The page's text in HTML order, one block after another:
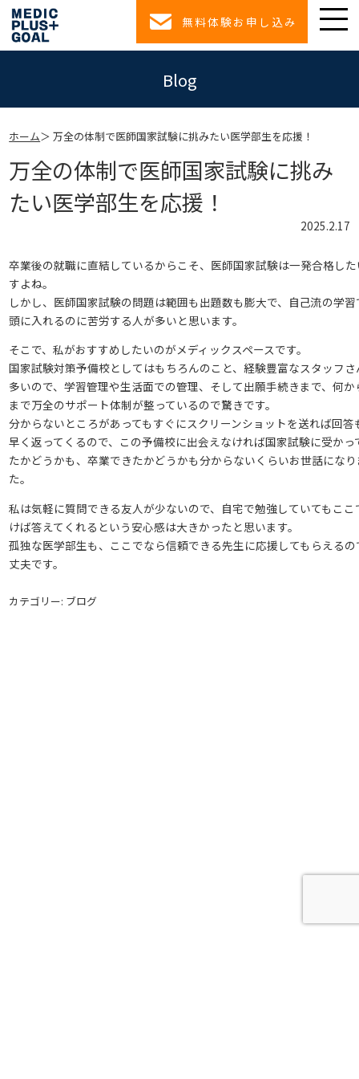
無料体験お申し込み
Blog
ホーム 万全の体制で医師国家試験に挑みたい医学部生を応援！
万全の体制で医師国家試験に挑み
たい医学部生を応援！
2025.2.17
卒業後の就職に直結しているからこそ、医師国家試験は一発合格し
すよね。
しかし、医師国家試験の問題は範囲も出題数も膨大で、自己流の学
頭に入れるのに苦労する人が多いと思います。
そこで、私がおすすめしたいのがメディックスペースです。
国家試験対策予備校としてはもちろんのこと、経験豊富なスタッフさ
多いので、学習管理や生活面での管理、そして出願手続きまで、何か
まで万全のサポート体制が整っているので驚きです。
分からないところがあってもすぐにスクリーンショットを送れば回答
早く返ってくるので、この予備校に出会えなければ国家試験に受かっ
たかどうかも、卒業できたかどうかも分からないくらいお世話にな
た。
私は気軽に質問できる友人が少ないので、自宅で勉強していてもここ
けば答えてくれるという安心感は大きかったと思います。
孤独な医学部生も、ここでなら信頼できる先生に応援してもらえるの
丈夫です。
カテゴリー: ブログ